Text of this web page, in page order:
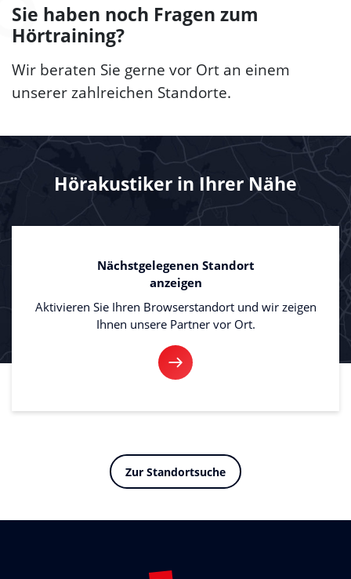
Sie haben noch Fragen zum
Hörtraining?
Wir beraten Sie gerne vor Ort an einem
unserer zahlreichen Standorte.
Hörakustiker in Ihrer Nähe
Nächstgelegenen Standort
anzeigen
Aktivieren Sie Ihren Browserstandort und wir zeigen
Ihnen unsere Partner vor Ort.
Zur Standortsuche